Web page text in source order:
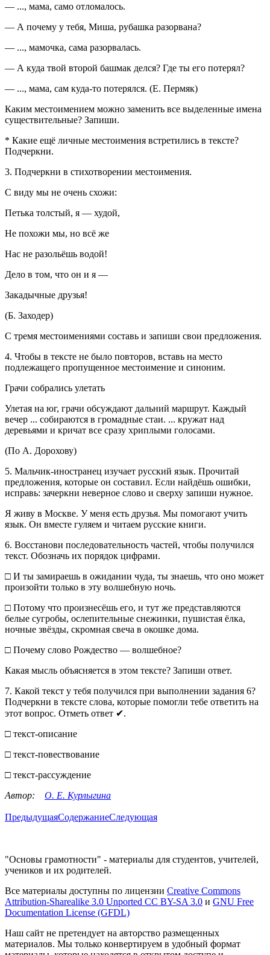
— ..., мама, само отломалось.
— А почему у тебя, Миша, рубашка разорвана?
— ..., мамочка, сама разорвалась.
— А куда твой второй башмак делся? Где ты его потерял?
— ..., мама, сам куда-то потерялся. (Е. Пермяк)
Каким местоимением можно заменить все выделенные имена
существительные? Запиши.
* Какие ещё личные местоимения встретились в тексте?
Подчеркни.
3. Подчеркни в стихотворении местоимения.
С виду мы не очень схожи:
Петька толстый, я — худой,
Не похожи мы, но всё же
Нас не разольёшь водой!
Дело в том, что он и я —
Закадычные друзья!
(Б. Заходер)
С тремя местоимениями составь и запиши свои предложения.
4. Чтобы в тексте не было повторов, вставь на место
подлежащего пропущенное местоимение и синоним.
Грачи собрались улетать
Улетая на юг, грачи обсуждают дальний маршрут. Каждый
вечер ... собираются в громадные стаи. ... кружат над
деревьями и кричат все сразу хриплыми голосами.
(По А. Дорохову)
5. Мальчик-иностранец изучает русский язык. Прочитай
предложения, которые он составил. Если найдёшь ошибки,
исправь: зачеркни неверное слово и сверху запиши нужное.
Я живу в Москве. У меня есть друзья. Мы помогают учить
язык. Он вместе гуляем и читаем русские книги.
6. Восстанови последовательность частей, чтобы получился
текст. Обозначь их порядок цифрами.
□ И ты замираешь в ожидании чуда, ты знаешь, что оно может
произойти только в эту волшебную ночь.
□ Потому что произнесёшь его, и тут же представляются
белые сугробы, ослепительные снежинки, пушистая ёлка,
ночные звёзды, скромная свеча в окошке дома.
□ Почему слово Рождество — волшебное?
Какая мысль объясняется в этом тексте? Запиши ответ.
7. Какой текст у тебя получился при выполнении задания 6?
Подчеркни в тексте слова, которые помогли тебе ответить на
этот вопрос. Отметь ответ ✔.
□ текст-описание
□ текст-повествование
□ текст-рассуждение
Автор: О. Е. Курлыгина
ПредыдущаяСодержаниеСледующая
"Основы грамотности" - материалы для студентов, учителей,
учеников и их родителей.
Все материалы доступны по лицензии Creative Commons
Attribution-Sharealike 3.0 Unported CC BY-SA 3.0 и GNU Free
Documentation License (GFDL)
Наш сайт не претендует на авторство размещенных
материалов. Мы только конвертируем в удобный формат